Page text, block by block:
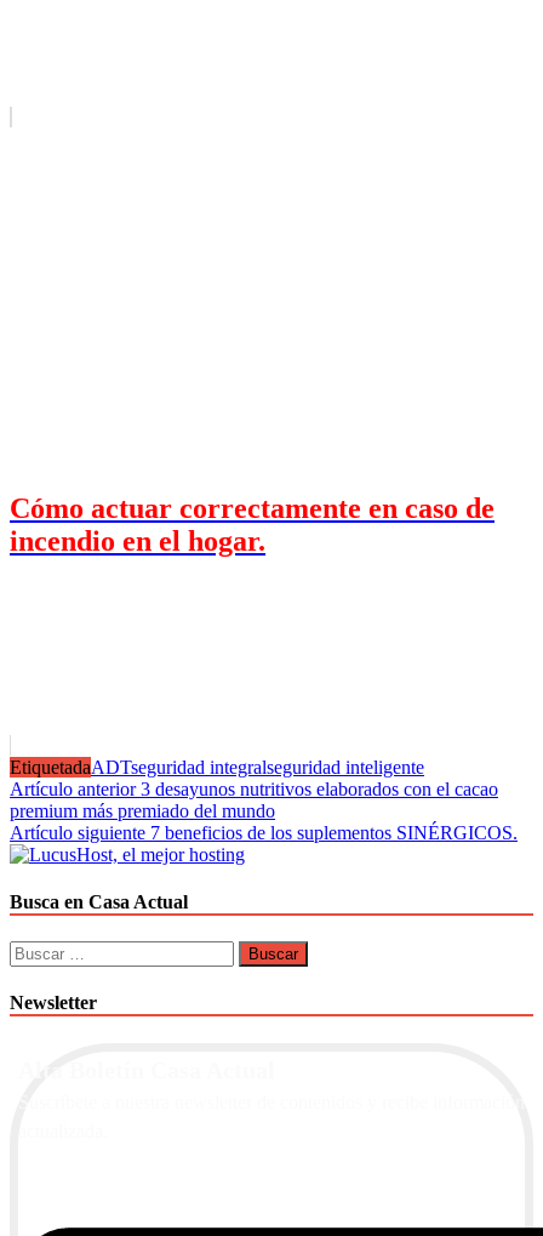
Cómo actuar correctamente en caso de
incendio en el hogar.
EtiquetadaADTseguridad integralseguridad inteligente
Navegación
de
entradas
Artículo anterior 3 desayunos nutritivos elaborados con el cacao
premium más premiado del mundo
Artículo siguiente 7 beneficios de los suplementos SINÉRGICOS.
Busca en Casa Actual
Buscar:
Newsletter